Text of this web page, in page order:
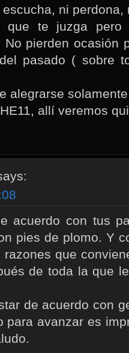
ni perdona,
que te juzga pero
No pierden ocasión
pasado ( sobre
alegrarse
allí veremos
acuerdo con tus
pies de plomo. Y
que
de toda la que
de acuerdo con
para avanzar es